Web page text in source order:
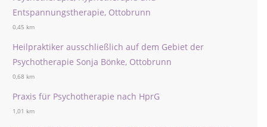
Entspannungstherapie, Ottobrunn
0,45 km
Heilpraktiker ausschließlich auf dem Gebiet der
Psychotherapie Sonja Bönke, Ottobrunn
0,68 km
Praxis für Psychotherapie nach HprG
1,01 km